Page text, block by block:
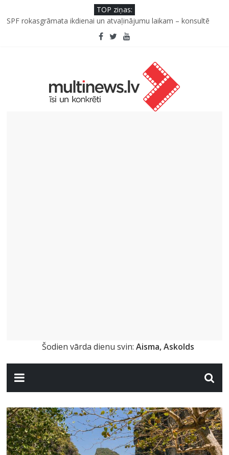
TOP ziņas:
SPF rokasgrāmata ikdienai un atvaļinājumu laikam – konsultē
Iniciatīvā “Daru labu dabai” aicina palīdzēt atjaunot Jašas upes
Septiņas profesijas, kas izturēs mākslīgā intelekta laikmetu
Kāpēc padomju militāro mantojumu ir svarīgi izprast arī šodien
un kā to palīdz paveikt papildinātā realitāte
Kad bērns atsakās no dārzeņiem: padomi un receptes, kas var
Šodien vārda dienu svin: Aisma, Askolds